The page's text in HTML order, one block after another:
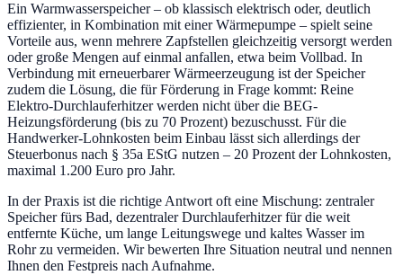
Ein Warmwasserspeicher – ob klassisch elektrisch oder, deutlich
effizienter, in Kombination mit einer Wärmepumpe – spielt seine
Vorteile aus, wenn mehrere Zapfstellen gleichzeitig versorgt werden
oder große Mengen auf einmal anfallen, etwa beim Vollbad. In
Verbindung mit erneuerbarer Wärmeerzeugung ist der Speicher
zudem die Lösung, die für Förderung in Frage kommt: Reine
Elektro-Durchlauferhitzer werden nicht über die BEG-
Heizungsförderung (bis zu 70 Prozent) bezuschusst. Für die
Handwerker-Lohnkosten beim Einbau lässt sich allerdings der
Steuerbonus nach § 35a EStG nutzen – 20 Prozent der Lohnkosten,
maximal 1.200 Euro pro Jahr.
In der Praxis ist die richtige Antwort oft eine Mischung: zentraler
Speicher fürs Bad, dezentraler Durchlauferhitzer für die weit
entfernte Küche, um lange Leitungswege und kaltes Wasser im
Rohr zu vermeiden. Wir bewerten Ihre Situation neutral und nennen
Ihnen den Festpreis nach Aufnahme.